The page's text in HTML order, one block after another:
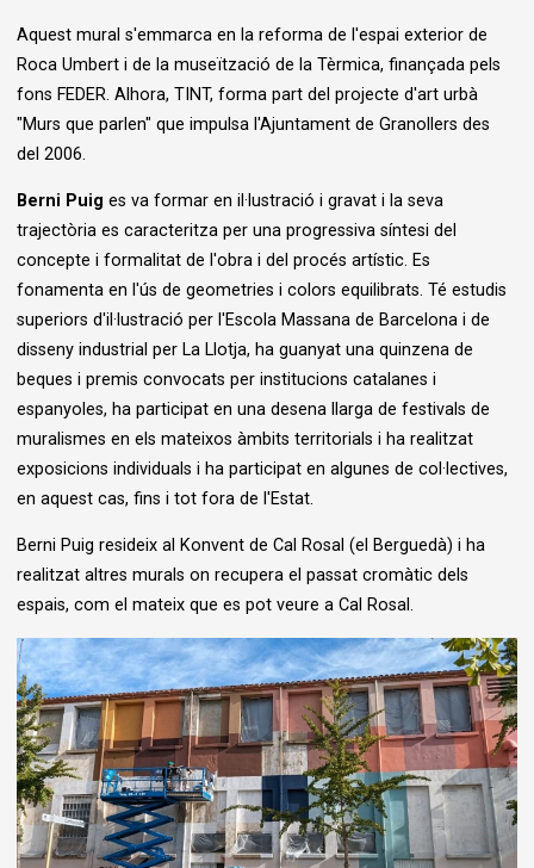
Aquest mural s'emmarca en la reforma de l'espai exterior de
Roca Umbert i de la museïtzació de la Tèrmica, finançada pels
fons FEDER. Alhora, TINT, forma part del projecte d'art urbà
"Murs que parlen" que impulsa l'Ajuntament de Granollers des
del 2006.
Berni Puig es va formar en il·lustració i gravat i la seva
trajectòria es caracteritza per una progressiva síntesi del
concepte i formalitat de l'obra i del procés artístic. Es
fonamenta en l'ús de geometries i colors equilibrats. Té estudis
superiors d'il·lustració per l'Escola Massana de Barcelona i de
disseny industrial per La Llotja, ha guanyat una quinzena de
beques i premis convocats per institucions catalanes i
espanyoles, ha participat en una desena llarga de festivals de
muralismes en els mateixos àmbits territorials i ha realitzat
exposicions individuals i ha participat en algunes de col·lectives,
en aquest cas, fins i tot fora de l'Estat.
Berni Puig resideix al Konvent de Cal Rosal (el Berguedà) i ha
realitzat altres murals on recupera el passat cromàtic dels
espais, com el mateix que es pot veure a Cal Rosal.